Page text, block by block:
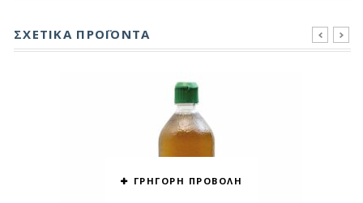
ΣΧΕΤΙΚΆ ΠΡΟΪΌΝΤΑ
ΓΡΗΓΟΡΗ ΠΡΟΒΟΛΗ
prev next